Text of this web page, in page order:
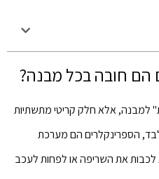
הם חובה בכל מבנה?
למבנה, אלא חלק קריטי מתשתיות
הספרינקלרים הם מערכת
לכבות את השריפה או לפחות לעכב